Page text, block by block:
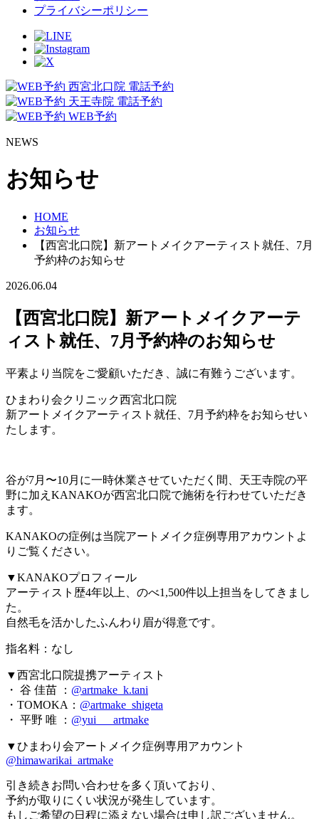
プライバシーポリシー
西宮北口院 電話予約
天王寺院 電話予約
WEB予約
NEWS
お知らせ
HOME
お知らせ
【西宮北口院】新アートメイクアーティスト就任、7月
予約枠のお知らせ
2026.06.04
【西宮北口院】新アートメイクアーテ
ィスト就任、7月予約枠のお知らせ
平素より当院をご愛顧いただき、誠に有難うございます。
ひまわり会クリニック西宮北口院
新アートメイクアーティスト就任、7月予約枠をお知らせい
たします。
谷が7月〜10月に一時休業させていただく間、天王寺院の平
野に加えKANAKOが西宮北口院で施術を行わせていただき
ます。
KANAKOの症例は当院アートメイク症例専用アカウントよ
りご覧ください。
▼KANAKOプロフィール
アーティスト歴4年以上、のべ1,500件以上担当をしてきまし
た。
自然毛を活かしたふんわり眉が得意です。
指名料：なし
▼西宮北口院提携アーティスト
・ 谷 佳苗 ： @artmake_k.tani
・TOMOKA： @artmake_shigeta
・ 平野 唯 ： @yui___artmake
▼ひまわり会アートメイク症例専用アカウント
@himawarikai_artmake
引き続きお問い合わせを多く頂いており、
予約が取りにくい状況が発生しています。
もしご希望の日程に添えない場合は申し訳ございません。